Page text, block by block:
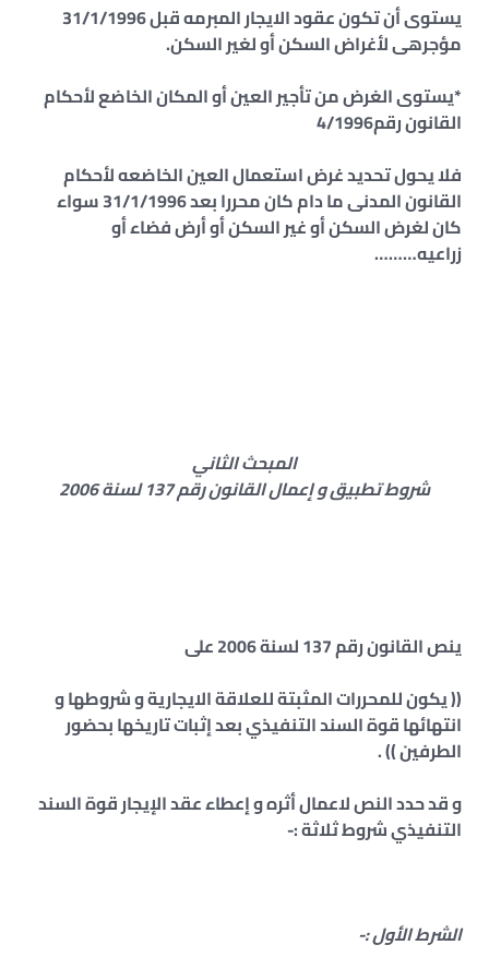
يستوى أن تكون عقود الايجار المبرمه قبل 31/1/1996
مؤجرهى لأغراض السكن أو لغير السكن.
*يستوى الغرض من تأجير العين أو المكان الخاضع لأحكام
القانون رقم4/1996
فلا يحول تحديد غرض استعمال العين الخاضعه لأحكام
القانون المدنى ما دام كان محررا بعد 31/1/1996 سواء
كان لغرض السكن أو غير السكن أو أرض فضاء أو
زراعيه………
المبحث الثاني
شروط تطبيق و إعمال القانون رقم 137 لسنة 2006
ينص القانون رقم 137 لسنة 2006 على
(( يكون للمحررات المثبتة للعلاقة الايجارية و شروطها و
انتهائها قوة السند التنفيذي بعد إثبات تاريخها بحضور
الطرفين )) .
و قد حدد النص لاعمال أثره و إعطاء عقد الإيجار قوة السند
التنفيذي شروط ثلاثة :-
الشرط الأول :-